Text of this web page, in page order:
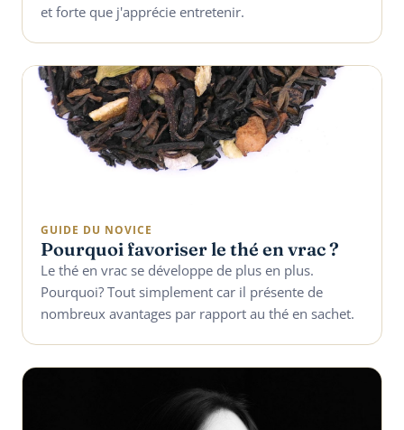
et forte que j'apprécie entretenir.
GUIDE DU NOVICE
Pourquoi favoriser le thé en vrac ?
Le thé en vrac se développe de plus en plus.
Pourquoi? Tout simplement car il présente de
nombreux avantages par rapport au thé en sachet.